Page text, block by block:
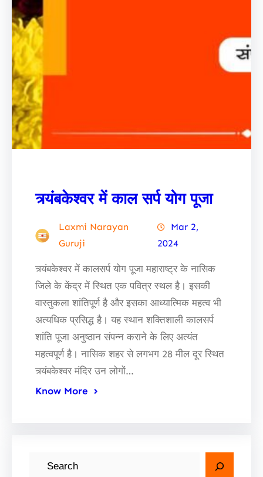
त्र्यंबकेश्वर में काल सर्प योग पूजा
Laxmi Narayan
Guruji
Mar 2,
2024
त्र्यंबकेश्वर में कालसर्प योग पूजा महाराष्ट्र के नासिक
जिले के केंद्र में स्थित एक पवित्र स्थल है। इसकी
वास्तुकला शांतिपूर्ण है और इसका आध्यात्मिक महत्व भी
अत्यधिक प्रसिद्ध है। यह स्थान शक्तिशाली कालसर्प
शांति पूजा अनुष्ठान संपन्न कराने के लिए अत्यंत
महत्वपूर्ण है। नासिक शहर से लगभग 28 मील दूर स्थित
त्र्यंबकेश्वर मंदिर उन लोगों…
Know More